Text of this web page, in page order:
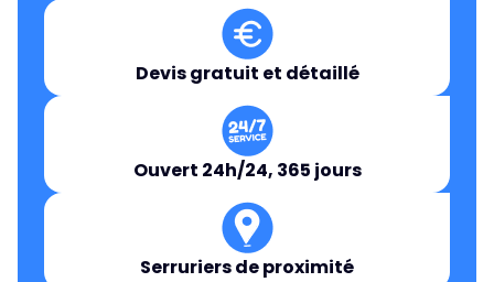
Devis gratuit et détaillé
Ouvert 24h/24, 365 jours
Serruriers de proximité